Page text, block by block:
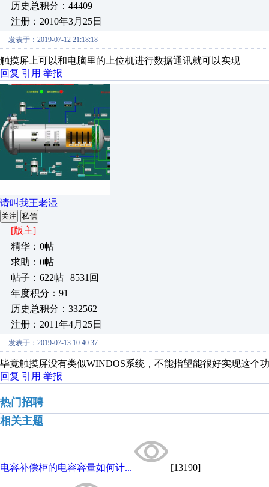
历史总积分：44409
注册：2010年3月25日
发表于：2019-07-12 21:18:18
触摸屏上可以和电脑里的上位机进行数据通讯就可以实现
回复 引用 举报
请叫我王老湿
关注 私信
[版主]
精华：0帖
求助：0帖
帖子：622帖 | 8531回
年度积分：91
历史总积分：332562
注册：2011年4月25日
发表于：2019-07-13 10:40:37
毕竟触摸屏没有类似WINDOS系统，不能指望能很好实现这个
回复 引用 举报
热门招聘
相关主题
电容补偿柜的电容容量如何计... [13190]